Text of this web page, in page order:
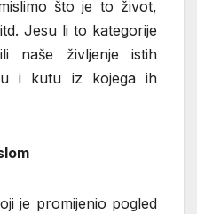
što je to život,
Jesu li to kategorije
naše življenje istih
i kutu iz kojega ih
je promijenio pogled